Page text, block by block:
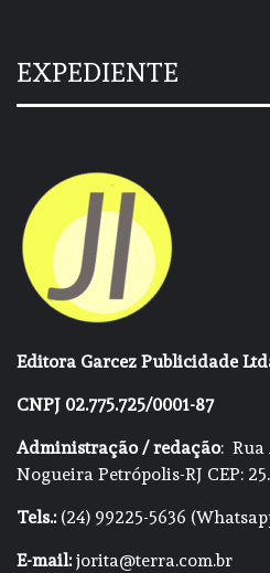
EXPEDIENTE
Editora Garcez Publicidade
CNPJ 02.775.725/0001-87
Administração / redação: Rua
Nogueira Petrópolis-RJ CEP:
Tels.:(24) 99225-5636
E-mail:jorita@terra.com.br